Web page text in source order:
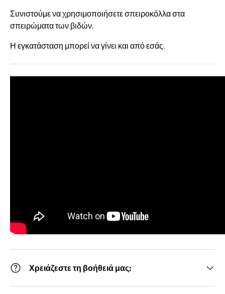
Συνιστούμε να χρησιμοποιήσετε σπειροκόλλα στα
σπειρώματα των βιδών.
Η εγκατάσταση μπορεί να γίνει και από εσάς.
Χρειάζεστε τη βοήθειά μας;